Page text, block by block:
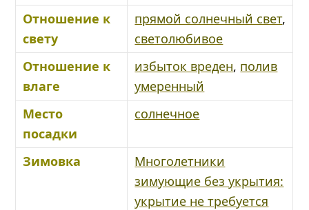
Отношение к
свету
прямой солнечный свет,
светолюбивое
Отношение к
влаге
избыток вреден, полив
умеренный
Место
посадки
солнечное
Зимовка
Многолетники
зимующие без укрытия:
укрытие не требуется